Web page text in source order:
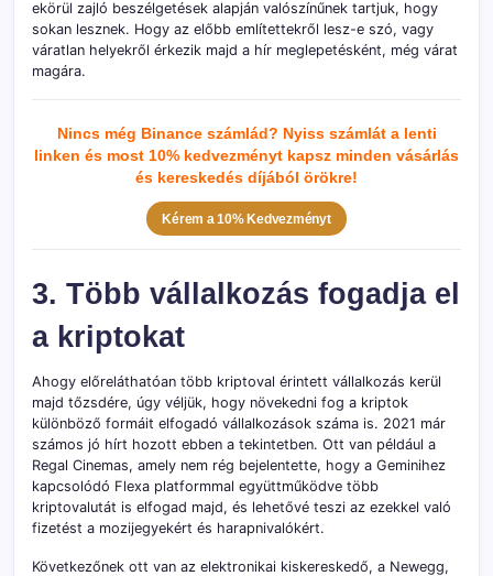
ekörül zajló beszélgetések alapján valószínűnek tartjuk, hogy
sokan lesznek. Hogy az előbb említettekről lesz-e szó, vagy
váratlan helyekről érkezik majd a hír meglepetésként, még várat
magára.
Nincs még Binance számlád? Nyiss számlát a lenti
linken és most 10% kedvezményt kapsz minden vásárlás
és kereskedés díjából örökre!
Kérem a 10% Kedvezményt
3. Több vállalkozás fogadja el
a kriptokat
Ahogy előreláthatóan több kriptoval érintett vállalkozás kerül
majd tőzsdére, úgy véljük, hogy növekedni fog a kriptok
különböző formáit elfogadó vállalkozások száma is. 2021 már
számos jó hírt hozott ebben a tekintetben. Ott van például a
Regal Cinemas, amely nem rég bejelentette, hogy a Geminihez
kapcsolódó Flexa platformmal együttműködve több
kriptovalutát is elfogad majd, és lehetővé teszi az ezekkel való
fizetést a mozijegyekért és harapnivalókért.
Következőnek ott van az elektronikai kiskereskedő, a Newegg,